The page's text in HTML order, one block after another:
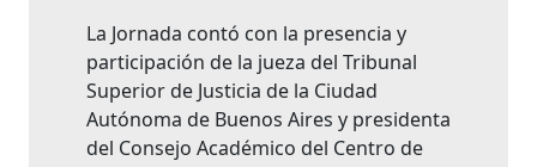
La Jornada contó con la presencia y
participación de la jueza del Tribunal
Superior de Justicia de la Ciudad
Autónoma de Buenos Aires y presidenta
del Consejo Académico del Centro de